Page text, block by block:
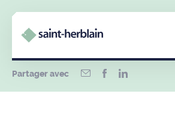
Partager avec